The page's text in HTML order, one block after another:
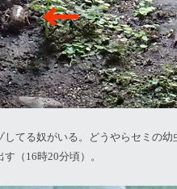
てる奴がいる。どうやらセミの
（16時20分頃）。